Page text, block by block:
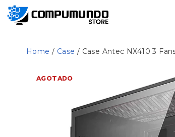
Home / Case / Case Antec NX410 3
AGOTADO